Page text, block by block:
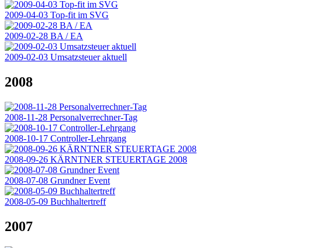
2009-04-03 Top-fit im SVG
2009-02-28 BA / EA
2009-02-03 Umsatzsteuer aktuell
2008
2008-11-28 Personalverrechner-Tag
2008-10-17 Controller-Lehrgang
2008-09-26 KÄRNTNER STEUERTAGE 2008
2008-07-08 Grundner Event
2008-05-09 Buchhaltertreff
2007